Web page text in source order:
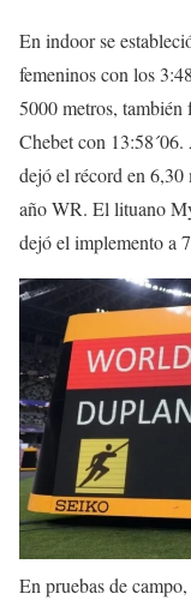
En indoor se
femeninos con los
5000 metros, también
Chebet con
dejó el récord en 6,30
año WR. El lituano
dejó el implemento a
En pruebas de